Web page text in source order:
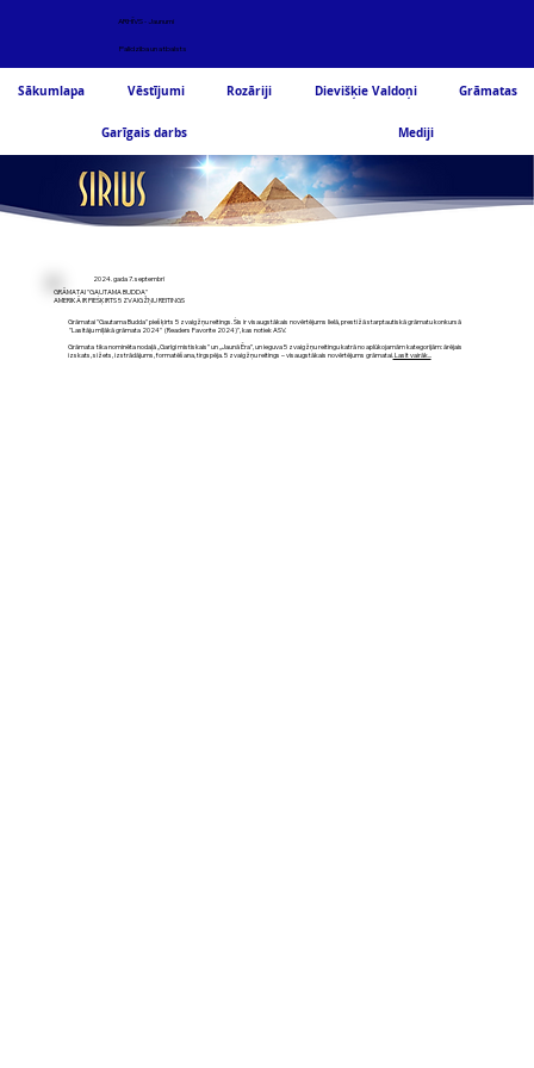
Palīdzība un atbalsts
ARHĪVS - Jaunumi
2024. gada 7. septembrī
GRĀMATAI "GAUTAMA BUDDA"
AMERIKĀ IR PIEŠĶIRTS 5 ZVAIGŽŅU REITINGS
Grāmatai "Gautama Budda" piešķirts 5 zvaigžņu reitings. Šis ir visaugstākais novērtējums lielā, prestižā starptautiskā grāmatu konkursā
"Lasītāju mīļākā grāmata 2024" (Readers Favorite 2024)", kas notiek ASV.
Grāmata tika nominēta nodaļā „Garīgi mistiskais” un „Jaunā Ēra”, un ieguva 5 zvaigžņu reitingu katrā no aplūkojamām kategorijām: ārējais
izskats, sižets, izstrādājums, formatēšana, tirgspēja. 5 zvaigžņu reitings – visaugstākais novērtējums grāmatai. Lasīt vairāk...
Sākumlapa Vēstījumi Rozāriji Dievišķie Valdoņi Grāmatas
Garīgais darbs Mediji